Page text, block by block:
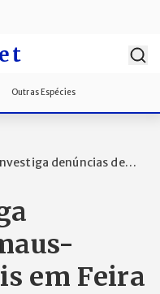
Outras Espécies
denúncias de
em Feira